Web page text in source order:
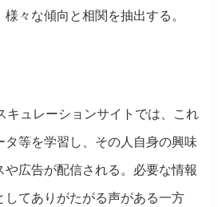
々な傾向と相関を抽出する。
キュレーションサイトでは、これ
タ等を学習し、その人自身の興味
や広告が配信される。必要な情報
してありがたがる声がある一方